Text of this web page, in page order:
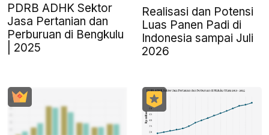
PDRB ADHK Sektor
Jasa Pertanian dan
Perburuan di Bengkulu
| 2025
Realisasi dan Potensi
Luas Panen Padi di
Indonesia sampai Juli
2026